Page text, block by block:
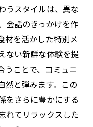
うスタイルは、異な
会話のきっかけを作
材を活かした特別メ
ない新鮮な体験を提
うことで、コミュニ
然と弾みます。この
をさらに豊かにする
れてリラックスした